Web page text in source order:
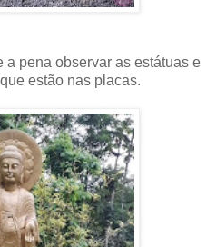
pena observar as estátuas e
estão nas placas.